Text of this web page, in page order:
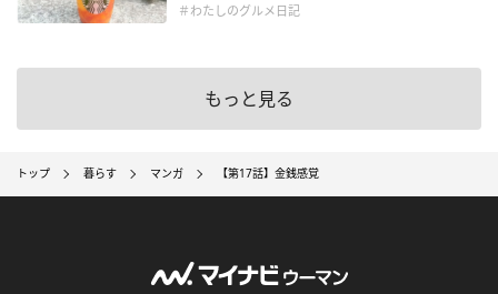
＃わたしのグルメ日記
もっと見る
トップ 暮らす マンガ 【第17話】金銭感覚